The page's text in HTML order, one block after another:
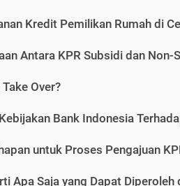
Kredit Pemilikan Rumah di
Antara KPR Subsidi dan Non-
Over?
Bank Indonesia
untuk Proses Pengajuan
Apa Saja yang Dapat Diperoleh